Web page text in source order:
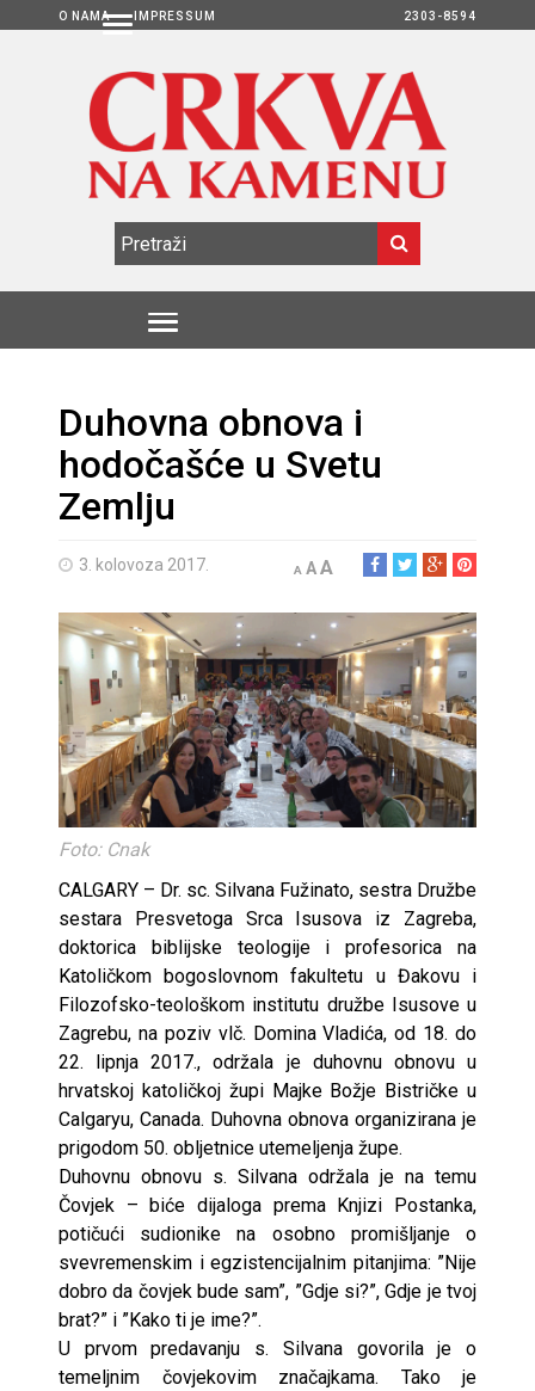
O NAMA IMPRESSUM 2303-8594
Duhovna obnova i
hodočašće u Svetu
Zemlju
3. kolovoza 2017. A AA
Foto: Cnak
CALGARY – Dr. sc. Silvana Fužinato, sestra Družbe
sestara Presvetoga Srca Isusova iz Zagreba,
doktorica biblijske teologije i profesorica na
Katoličkom bogoslovnom fakultetu u Đakovu i
Filozofsko-teološkom institutu družbe Isusove u
Zagrebu, na poziv vlč. Domina Vladića, od 18. do
22. lipnja 2017., održala je duhovnu obnovu u
hrvatskoj katoličkoj župi Majke Božje Bistričke u
Calgaryu, Canada. Duhovna obnova organizirana je
prigodom 50. obljetnice utemeljenja župe.
Duhovnu obnovu s. Silvana održala je na temu
Čovjek – biće dijaloga prema Knjizi Postanka,
potičući sudionike na osobno promišljanje o
svevremenskim i egzistencijalnim pitanjima: ”Nije
dobro da čovjek bude sam”, ”Gdje si?”, Gdje je tvoj
brat?” i ”Kako ti je ime?”.
U prvom predavanju s. Silvana govorila je o
temeljnim čovjekovim značajkama. Tako je